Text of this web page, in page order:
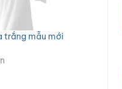
trắng mẫu mới